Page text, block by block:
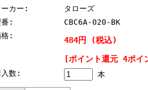
ーカー:
タローズ
番:
CBC6A-020-BK
格:
484円 (税込)
[ポイント還元 4ポイ
入数: 本